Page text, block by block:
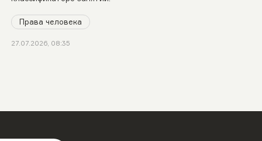
Права человека
27.07.2026, 08:35